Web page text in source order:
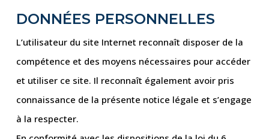
DONNÉES PERSONNELLES
L’utilisateur du site Internet reconnaît disposer de la
compétence et des moyens nécessaires pour accéder
et utiliser ce site. Il reconnaît également avoir pris
connaissance de la présente notice légale et s’engage
à la respecter.